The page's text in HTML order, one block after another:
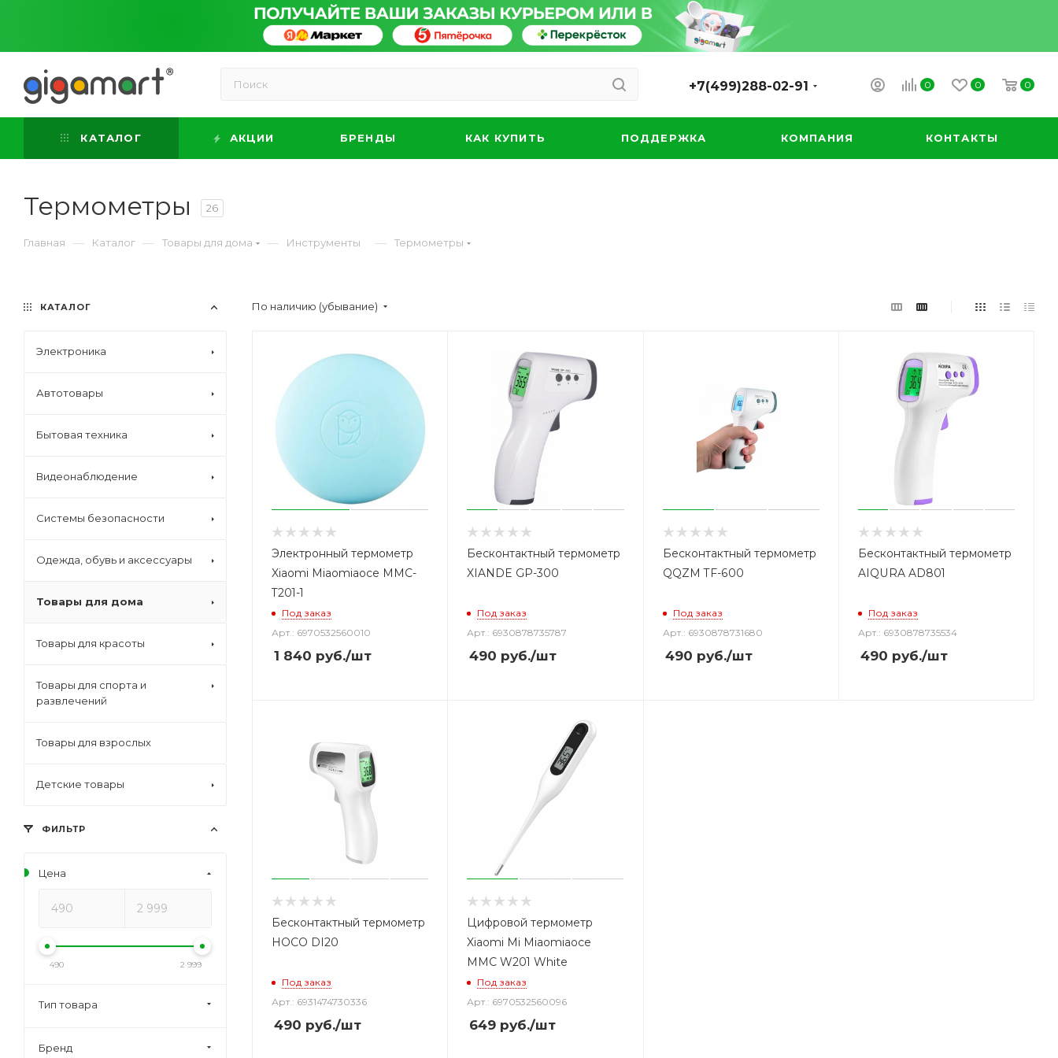
0 0 0
+7(499)288-02-91
КАТАЛОГ АКЦИИ БРЕНДЫ КАК КУПИТЬ ПОДДЕРЖКА КОМПАНИЯ КОНТАКТЫ
Термометры 26
Главная — Каталог — Товары для дома — Инструменты — Термометры
По наличию (убывание)
Электронный термометр
Xiaomi Miaomiaoce MMC-
T201-1
Под заказ
Арт.: 6970532560010
1 840 руб./шт
Бесконтактный термометр
XIANDE GP-300
Под заказ
Арт.: 6930878735787
490 руб./шт
Бесконтактный термометр
QQZM TF-600
Под заказ
Арт.: 6930878731680
490 руб./шт
Бесконтактный термометр
AIQURA AD801
Под заказ
Арт.: 6930878735534
490 руб./шт
Бесконтактный термометр
HOCO DI20
Под заказ
Арт.: 6931474730336
490 руб./шт
Цифровой термометр
Xiaomi Mi Miaomiaoce
MMC W201 White
Под заказ
Арт.: 6970532560096
649 руб./шт
КАТАЛОГ
Электроника
Автотовары
Бытовая техника
Видеонаблюдение
Системы безопасности
Одежда, обувь и аксессуары
Товары для дома
Товары для красоты
Товары для спорта и
развлечений
Товары для взрослых
Детские товары
ФИЛЬТР
Цена
490 2 999
Тип товара
Бренд